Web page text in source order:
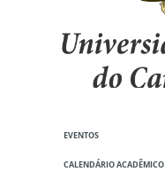
EVENTOS
CALENDÁRIO ACADÊMICO